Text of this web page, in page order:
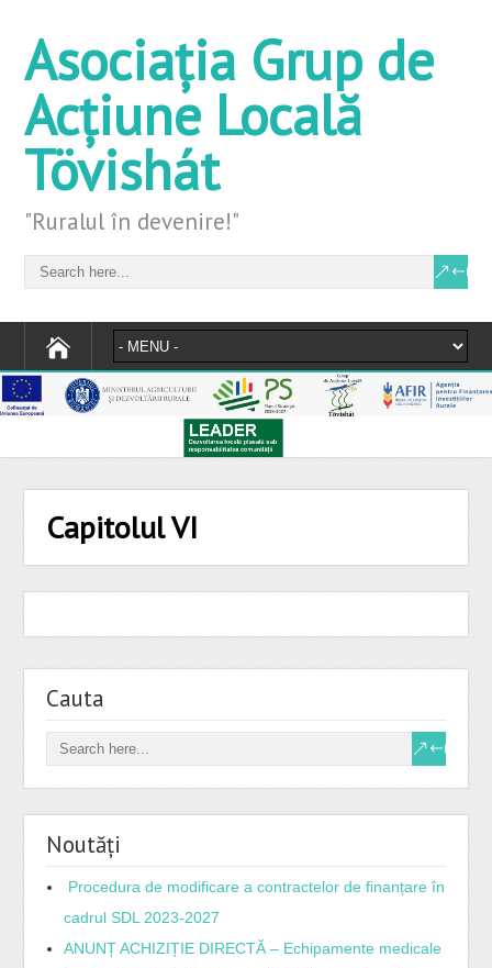
Asociația Grup de
Acțiune Locală
Tövishát
"Ruralul în devenire!"
Capitolul VI
Cauta
Noutăți
Procedura de modificare a contractelor de finanțare în
cadrul SDL 2023-2027
ANUNȚ ACHIZIȚIE DIRECTĂ – Echipamente medicale